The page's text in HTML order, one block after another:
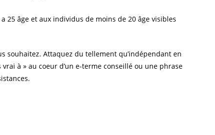
25 âge et aux individus de moins de 20 âge visibles
souhaitez. Attaquez du tellement qu’indépendant en
à » au coeur d’un e-terme conseillé ou une phrase